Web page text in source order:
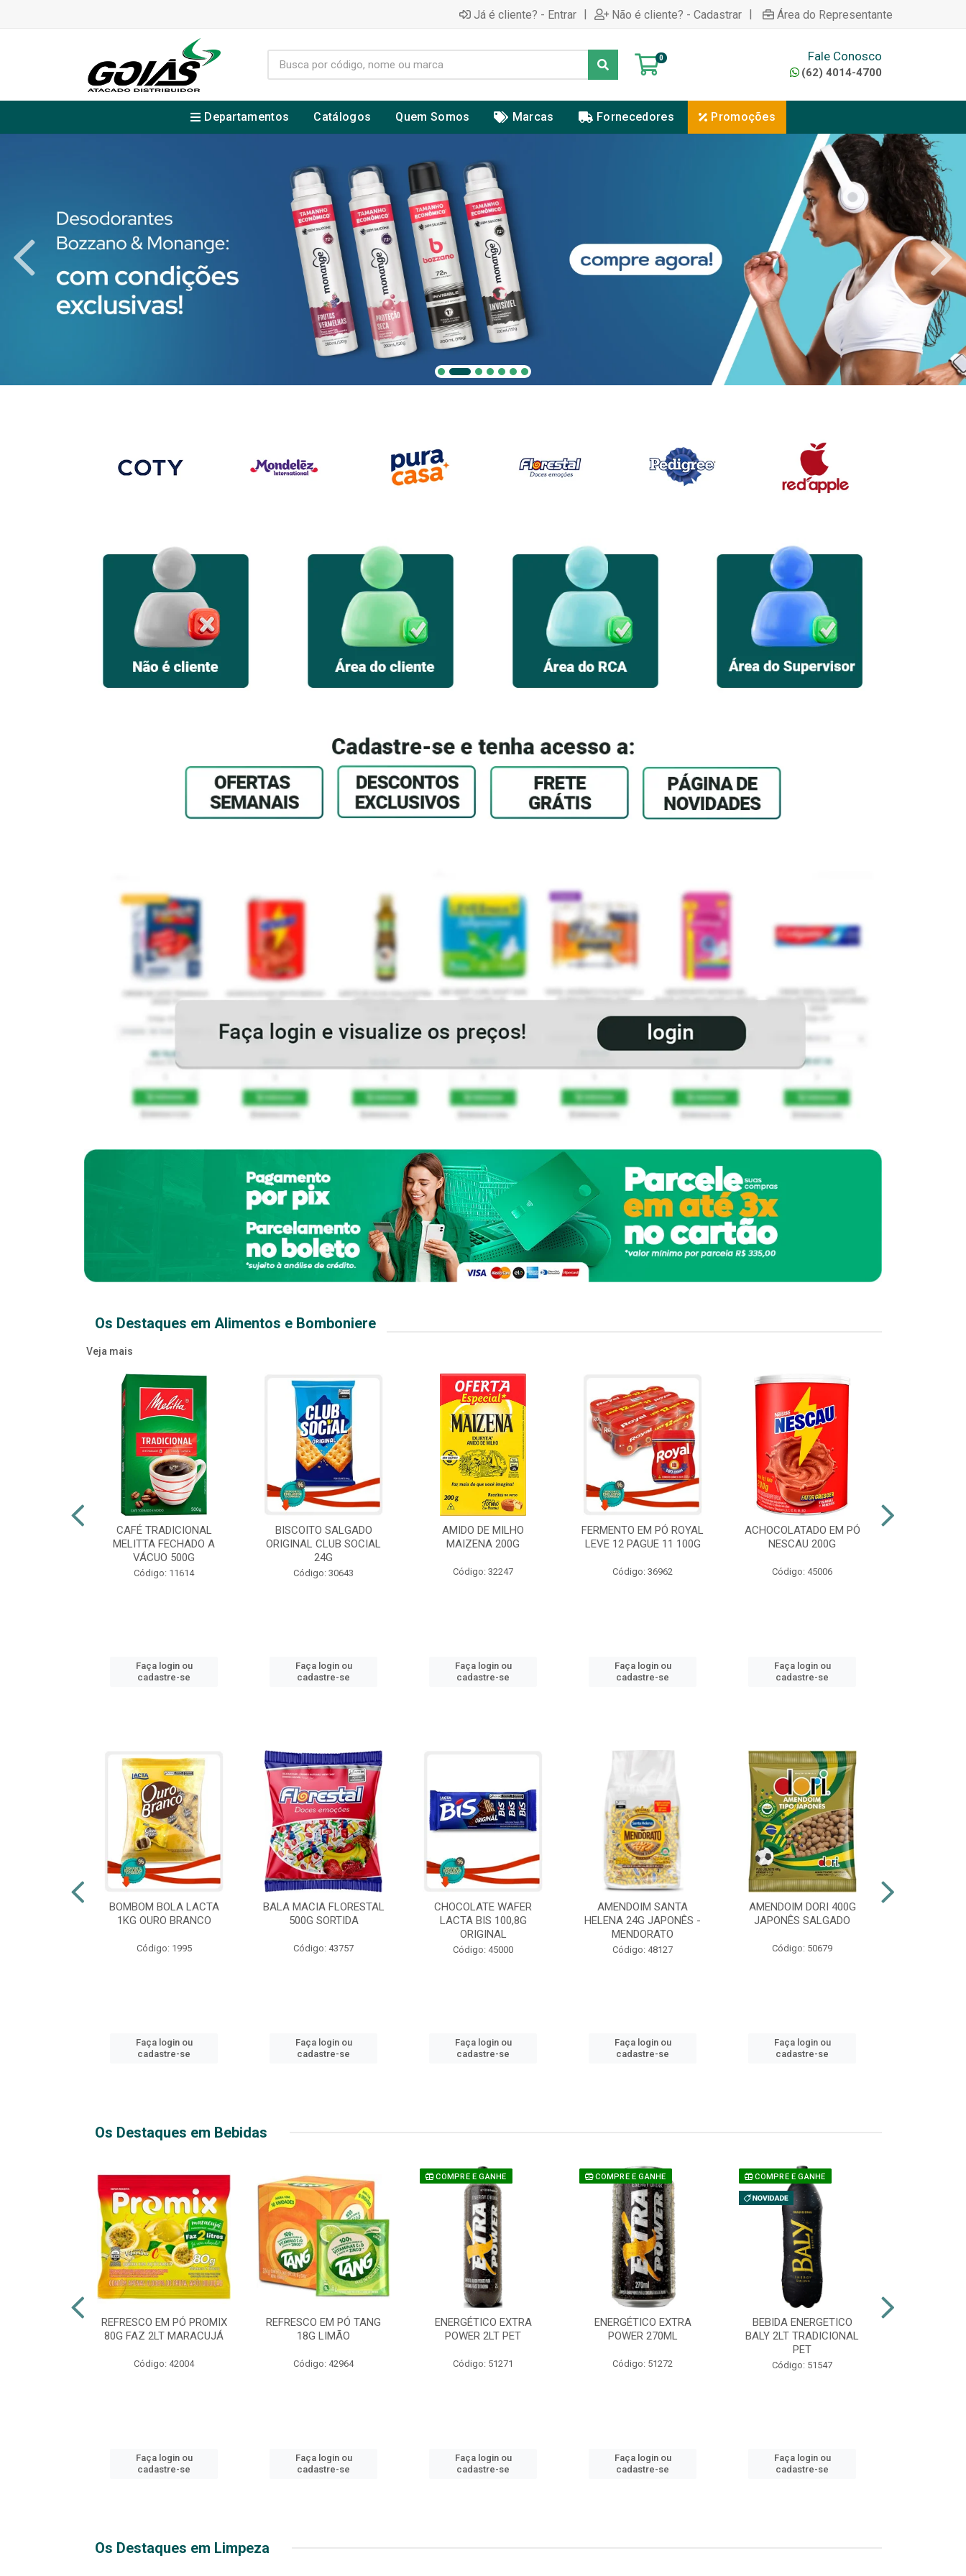
Já é cliente? - Entrar | Não é cliente? - Cadastrar | Área do Representante
0 Fale Conosco
(62) 4014-4700
Departamentos Catálogos Quem Somos Marcas Fornecedores Promoções
Os Destaques em Alimentos e Bomboniere
Veja mais
CAFÉ TRADICIONAL
MELITTA FECHADO A
VÁCUO 500G
Código: 11614
Faça login ou
cadastre-se
BISCOITO SALGADO
ORIGINAL CLUB SOCIAL
24G
Código: 30643
Faça login ou
cadastre-se
AMIDO DE MILHO
MAIZENA 200G
Código: 32247
Faça login ou
cadastre-se
FERMENTO EM PÓ ROYAL
LEVE 12 PAGUE 11 100G
Código: 36962
Faça login ou
cadastre-se
ACHOCOLATADO EM PÓ
NESCAU 200G
Código: 45006
Faça login ou
cadastre-se
BOMBOM BOLA LACTA
1KG OURO BRANCO
Código: 1995
Faça login ou
cadastre-se
BALA MACIA FLORESTAL
500G SORTIDA
Código: 43757
Faça login ou
cadastre-se
CHOCOLATE WAFER
LACTA BIS 100,8G
ORIGINAL
Código: 45000
Faça login ou
cadastre-se
AMENDOIM SANTA
HELENA 24G JAPONÊS -
MENDORATO
Código: 48127
Faça login ou
cadastre-se
AMENDOIM DORI 400G
JAPONÊS SALGADO
Código: 50679
Faça login ou
cadastre-se
Os Destaques em Bebidas
REFRESCO EM PÓ PROMIX
80G FAZ 2LT MARACUJÁ
Código: 42004
Faça login ou
cadastre-se
REFRESCO EM PÓ TANG
18G LIMÃO
Código: 42964
Faça login ou
cadastre-se
COMPRE E GANHE
ENERGÉTICO EXTRA
POWER 2LT PET
Código: 51271
Faça login ou
cadastre-se
COMPRE E GANHE
ENERGÉTICO EXTRA
POWER 270ML
Código: 51272
Faça login ou
cadastre-se
COMPRE E GANHE
BEBIDA ENERGETICO
BALY 2LT TRADICIONAL
PET
Código: 51547
Faça login ou
cadastre-se
Os Destaques em Limpeza